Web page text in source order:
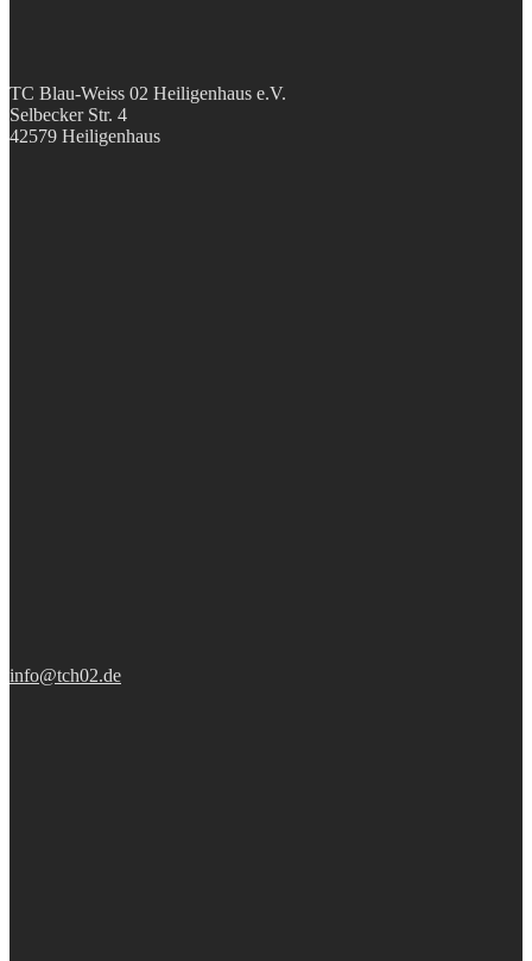
TC Blau-Weiss 02 Heiligenhaus e.V.
Selbecker Str. 4
42579 Heiligenhaus
info@tch02.de